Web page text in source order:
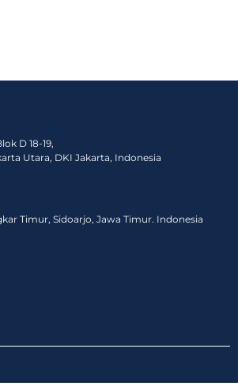
D 18-19,
Utara, DKI Jakarta, Indonesia
Timur, Sidoarjo, Jawa Timur. Indonesia